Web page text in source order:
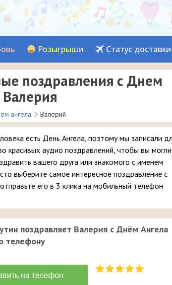
Розыгрыши Статус доставки
поздравления с Днем
ангела Валерий
есть День Ангела, поэтому мы записали
красивых аудио поздравлений, чтобы вы могли
вашего друга или знакомого с именем
выберите самое интересное поздравление с
его в 3 клика на мобильный телефон
поздравляет Валерия с Днём Ангела
телефону